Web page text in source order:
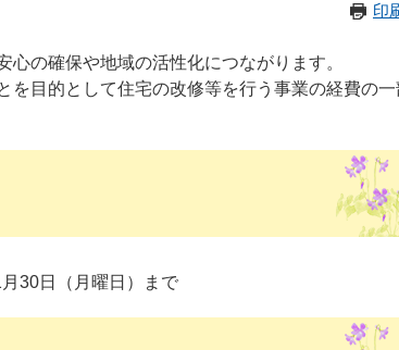
印
の確保や地域の活性化につながります。
を目的として住宅の改修等を行う事業の経費の一
30日（月曜日）まで